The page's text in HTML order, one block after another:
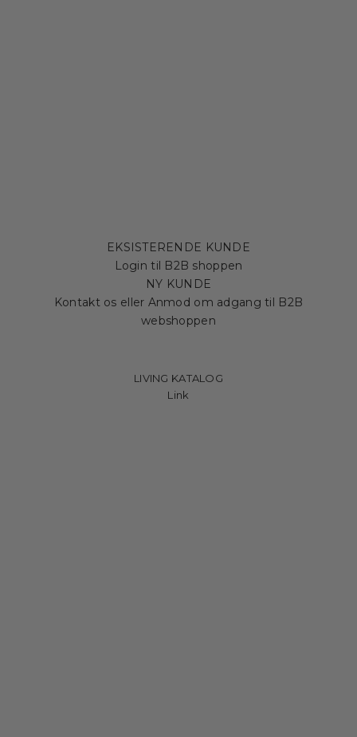
EKSISTERENDE KUNDE
Login til B2B shoppen
NY KUNDE
Kontakt os eller Anmod om adgang til B2B
webshoppen
POSTERS & FRAMES KATALOG
LIVING KATALOG
Link